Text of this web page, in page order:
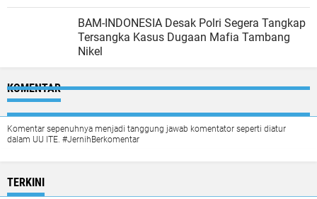
BAM-INDONESIA Desak Polri Segera Tangkap
Tersangka Kasus Dugaan Mafia Tambang
Nikel
KOMENTAR
Komentar sepenuhnya menjadi tanggung jawab komentator seperti diatur
dalam UU ITE. #JernihBerkomentar
TERKINI